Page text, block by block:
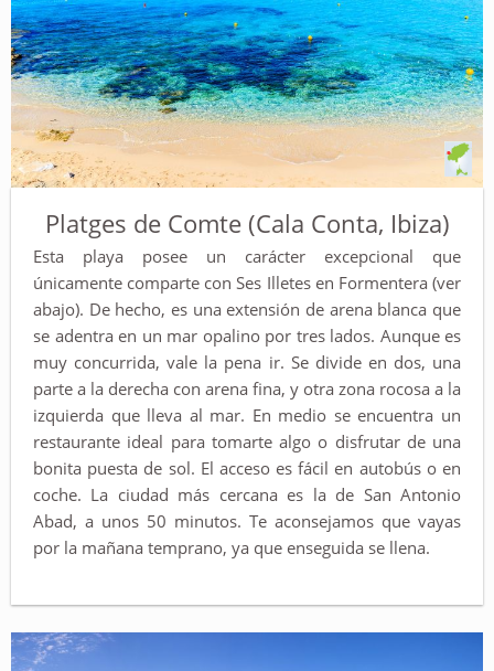
Platges de Comte (Cala Conta, Ibiza)
Esta playa posee un carácter excepcional que
únicamente comparte con Ses Illetes en Formentera (ver
abajo). De hecho, es una extensión de arena blanca que
se adentra en un mar opalino por tres lados. Aunque es
muy concurrida, vale la pena ir. Se divide en dos, una
parte a la derecha con arena fina, y otra zona rocosa a la
izquierda que lleva al mar. En medio se encuentra un
restaurante ideal para tomarte algo o disfrutar de una
bonita puesta de sol. El acceso es fácil en autobús o en
coche. La ciudad más cercana es la de San Antonio
Abad, a unos 50 minutos. Te aconsejamos que vayas
por la mañana temprano, ya que enseguida se llena.